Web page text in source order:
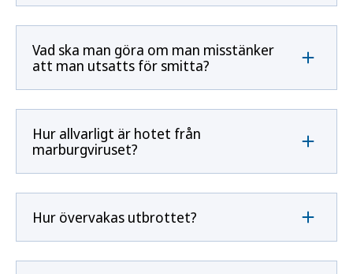
Vad ska man göra om man misstänker
att man utsatts för smitta?
Hur allvarligt är hotet från
marburgviruset?
Hur övervakas utbrottet?